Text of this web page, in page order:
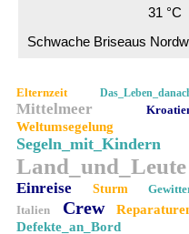
31 °C
Schwache Briseaus
Elternzeit
Mittelmeer
Weltumsegelung
Segeln_mit_Kindern
Land_und_Leute
Einreise Sturm
Italien
Crew
Defekte_an_Bord